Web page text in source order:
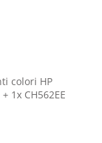
colori HP
1x CH562EE